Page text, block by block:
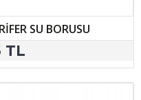
SU BORUSU
TL